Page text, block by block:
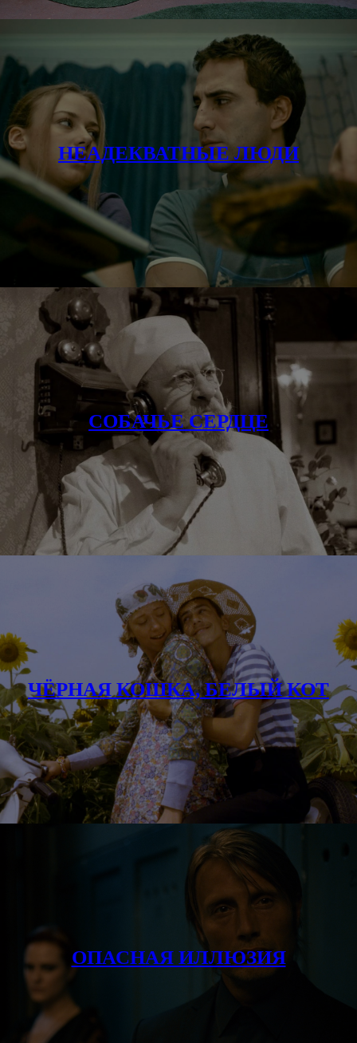
НЕАДЕКВАТНЫЕ ЛЮДИ
СОБАЧЬЕ СЕРДЦЕ
ЧЁРНАЯ КОШКА, БЕЛЫЙ КОТ
ОПАСНАЯ ИЛЛЮЗИЯ